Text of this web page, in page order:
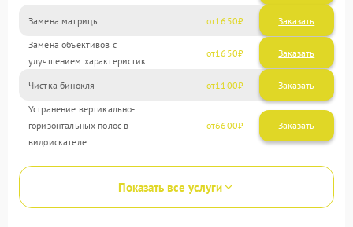
Замена матрицы 1650
Замена объективов с
улучшением характеристик
1650
Чистка бинокля 1100
Устранение вертикально-
горизонтальных полос в
видоискателе
6600
Показать все услуги